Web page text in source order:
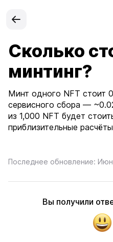
Сколько
минтинг?
Минт одного NFT стоит
сервисного сбора —
из 1,000 NFT будет
приблизительные
Последнее обновление:
Вы получили
Yes